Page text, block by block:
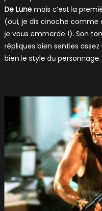
De Lunemais c’est la
(oui, je dis cinoche comme
je vous emmerde !). Son
répliques bien senties
bien le style du personnage.